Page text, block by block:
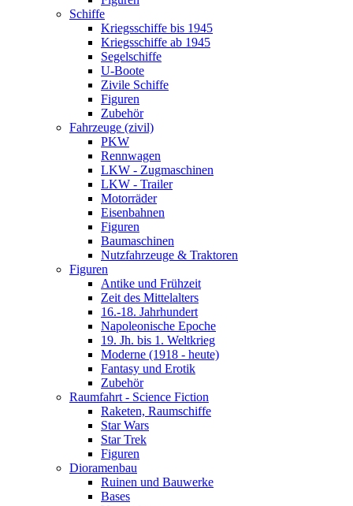
Schiffe
Kriegsschiffe bis 1945
Kriegsschiffe ab 1945
Segelschiffe
U-Boote
Zivile Schiffe
Figuren
Zubehör
Fahrzeuge (zivil)
PKW
Rennwagen
LKW - Zugmaschinen
LKW - Trailer
Motorräder
Eisenbahnen
Figuren
Baumaschinen
Nutzfahrzeuge & Traktoren
Figuren
Antike und Frühzeit
Zeit des Mittelalters
16.-18. Jahrhundert
Napoleonische Epoche
19. Jh. bis 1. Weltkrieg
Moderne (1918 - heute)
Fantasy und Erotik
Zubehör
Raumfahrt - Science Fiction
Raketen, Raumschiffe
Star Wars
Star Trek
Figuren
Dioramenbau
Ruinen und Bauwerke
Bases